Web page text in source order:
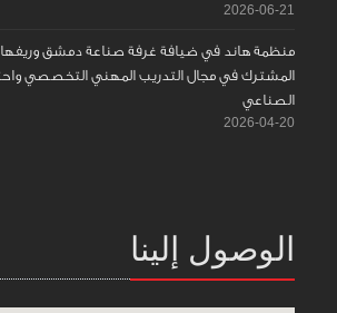
2026-06-21
منظمة هاند في ضيافة غرفة صناعة دمشق وريفها
المشترك في مجال التدريب المهني التخصصي
الصناعي
2026-04-20
الوصول إلينا